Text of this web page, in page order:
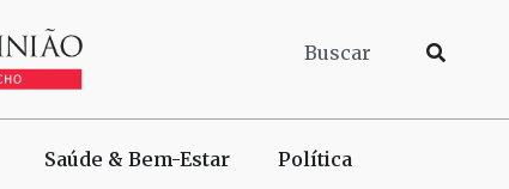
Saúde & Bem-Estar Política